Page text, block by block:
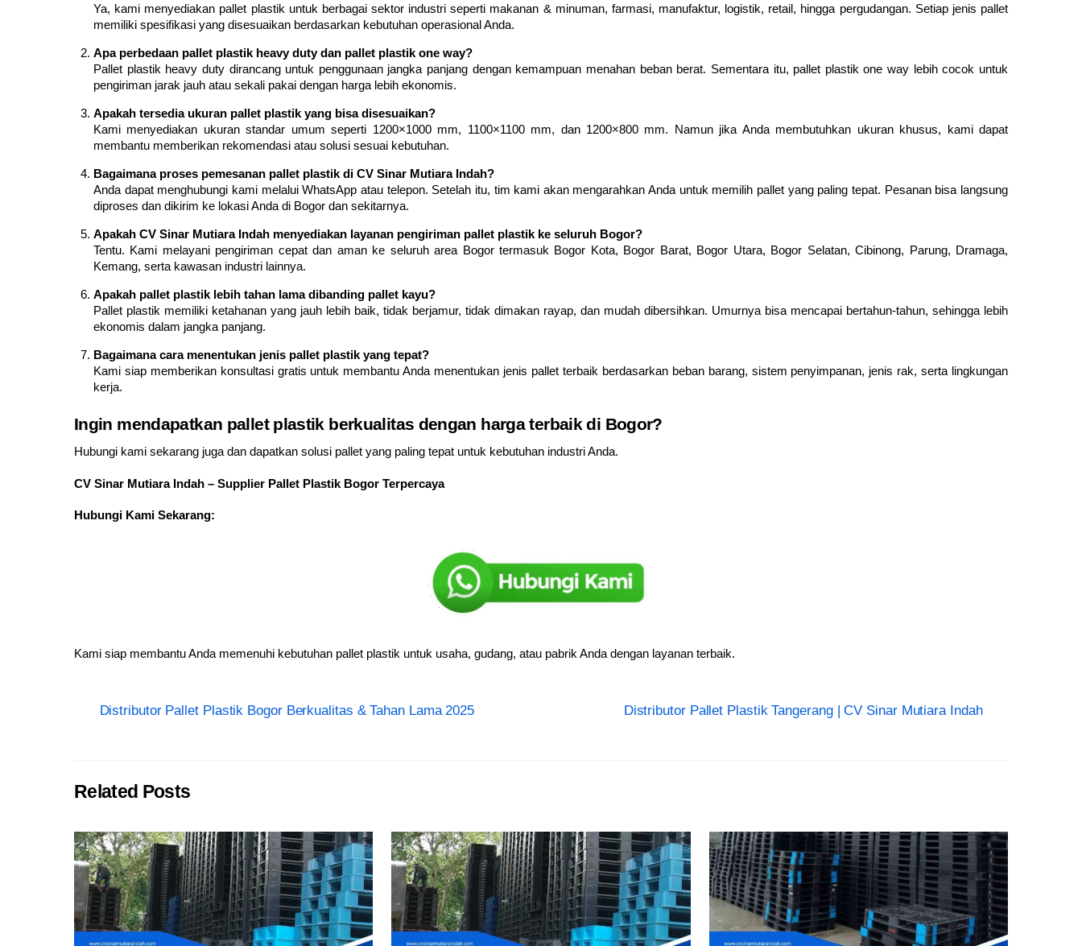
Ya, kami menyediakan pallet plastik untuk berbagai sektor industri seperti makanan & minuman, farmasi, manufaktur, logistik, retail, hingga pergudangan. Setiap jenis pallet
memiliki spesifikasi yang disesuaikan berdasarkan kebutuhan operasional Anda.
Apa perbedaan pallet plastik heavy duty dan pallet plastik one way?
Pallet plastik heavy duty dirancang untuk penggunaan jangka panjang dengan kemampuan menahan beban berat. Sementara itu, pallet plastik one way lebih cocok untuk
pengiriman jarak jauh atau sekali pakai dengan harga lebih ekonomis.
Apakah tersedia ukuran pallet plastik yang bisa disesuaikan?
Kami menyediakan ukuran standar umum seperti 1200×1000 mm, 1100×1100 mm, dan 1200×800 mm. Namun jika Anda membutuhkan ukuran khusus, kami dapat
membantu memberikan rekomendasi atau solusi sesuai kebutuhan.
Bagaimana proses pemesanan pallet plastik di CV Sinar Mutiara Indah?
Anda dapat menghubungi kami melalui WhatsApp atau telepon. Setelah itu, tim kami akan mengarahkan Anda untuk memilih pallet yang paling tepat. Pesanan bisa langsung
diproses dan dikirim ke lokasi Anda di Bogor dan sekitarnya.
Apakah CV Sinar Mutiara Indah menyediakan layanan pengiriman pallet plastik ke seluruh Bogor?
Tentu. Kami melayani pengiriman cepat dan aman ke seluruh area Bogor termasuk Bogor Kota, Bogor Barat, Bogor Utara, Bogor Selatan, Cibinong, Parung, Dramaga,
Kemang, serta kawasan industri lainnya.
Apakah pallet plastik lebih tahan lama dibanding pallet kayu?
Pallet plastik memiliki ketahanan yang jauh lebih baik, tidak berjamur, tidak dimakan rayap, dan mudah dibersihkan. Umurnya bisa mencapai bertahun-tahun, sehingga lebih
ekonomis dalam jangka panjang.
Bagaimana cara menentukan jenis pallet plastik yang tepat?
Kami siap memberikan konsultasi gratis untuk membantu Anda menentukan jenis pallet terbaik berdasarkan beban barang, sistem penyimpanan, jenis rak, serta lingkungan
kerja.
Ingin mendapatkan pallet plastik berkualitas dengan harga terbaik di Bogor?
Hubungi kami sekarang juga dan dapatkan solusi pallet yang paling tepat untuk kebutuhan industri Anda.
CV Sinar Mutiara Indah – Supplier Pallet Plastik Bogor Terpercaya
Hubungi Kami Sekarang:
Kami siap membantu Anda memenuhi kebutuhan pallet plastik untuk usaha, gudang, atau pabrik Anda dengan layanan terbaik.
Distributor Pallet Plastik Bogor Berkualitas & Tahan Lama 2025 Distributor Pallet Plastik Tangerang | CV Sinar Mutiara Indah
Related Posts